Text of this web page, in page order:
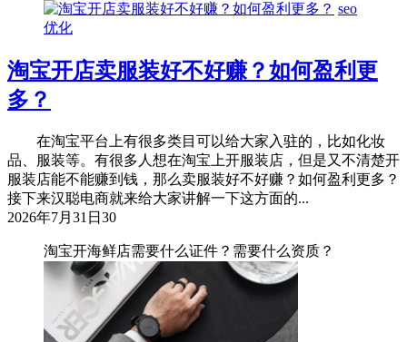
seo
优化
淘宝开店卖服装好不好赚？如何盈利更
多？
在淘宝平台上有很多类目可以给大家入驻的，比如化妆
品、服装等。有很多人想在淘宝上开服装店，但是又不清楚开
服装店能不能赚到钱，那么卖服装好不好赚？如何盈利更多？
接下来汉聪电商就来给大家讲解一下这方面的...
2026年7月31日 30
淘宝开海鲜店需要什么证件？需要什么资质？